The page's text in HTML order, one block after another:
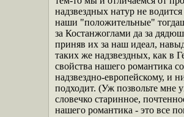
надзвездных натур не
наши "положительные"
за Костанжоглами да за
приняв их за наш идеал,
таких же надзвездных, как в
свойства нашего романтика
надзвездно-европейскому, и
подходит. (Уж позвольте мне
словечко старинное,
нашего романтика - это все